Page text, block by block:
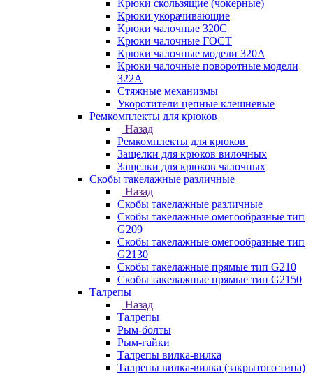
Крюки скользящие (чокерные)
Крюки укорачивающие
Крюки чалочные 320C
Крюки чалочные ГОСТ
Крюки чалочные модели 320А
Крюки чалочные поворотные модели
322А
Стяжные механизмы
Укоротители цепные клешневые
Ремкомплекты для крюков
Назад
Ремкомплекты для крюков
Защелки для крюков вилочных
Защелки для крюков чалочных
Скобы такелажные различные
Назад
Скобы такелажные различные
Скобы такелажные омегообразные тип
G209
Скобы такелажные омегообразные тип
G2130
Скобы такелажные прямые тип G210
Скобы такелажные прямые тип G2150
Талрепы
Назад
Талрепы
Рым-болты
Рым-гайки
Талрепы вилка-вилка
Талрепы вилка-вилка (закрытого типа)